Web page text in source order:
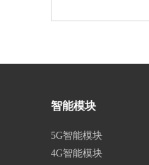
智能模块
5G智能模块
4G智能模块